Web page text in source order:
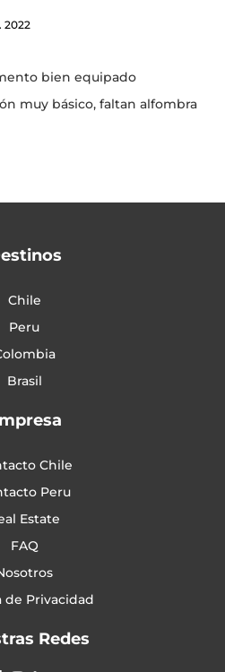
2022
bien equipado
muy básico, faltan alfombra
Chile
Peru
Brasil
Chile
Peru
Estate
FAQ
de Privacidad
Redes